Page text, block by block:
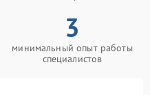
3
минимальный опыт работы
специалистов